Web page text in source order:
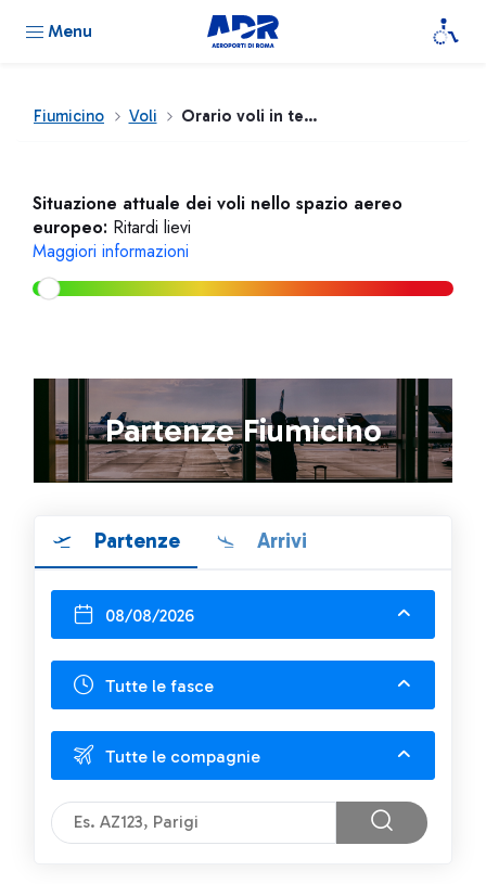
Menu
Fiumicino Voli Orario voli in tempo reale
Situazione attuale dei voli nello spazio aereo
europeo: Ritardi lievi
Maggiori informazioni
Partenze Fiumicino
Partenze Arrivi
08/08/2026
Tutte le fasce
Tutte le compagnie